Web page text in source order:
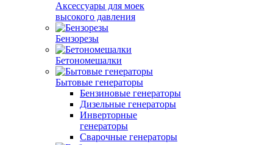
Аксессуары для моек
высокого давления
Бензорезы
Бетономешалки
Бытовые генераторы
Бензиновые генераторы
Дизельные генераторы
Инверторные
генераторы
Сварочные генераторы